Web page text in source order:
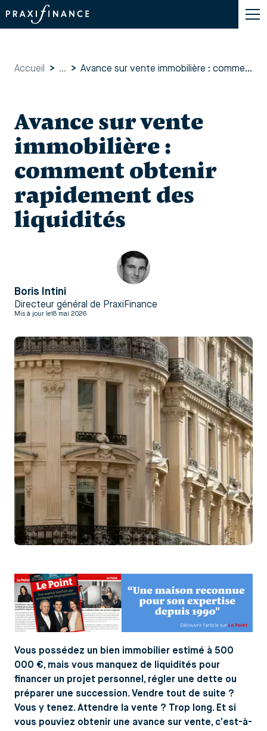
Accueil > ... > Avance sur vente immobilière : comment obtenir rapidement des liquidités
Avance sur vente
immobilière :
comment obtenir
rapidement des
liquidités
Boris Intini
Directeur général de PraxiFinance
Mis à jour le18 mai 2026
Vous possédez un bien immobilier estimé à 500
000 €, mais vous manquez de liquidités pour
financer un projet personnel, régler une dette ou
préparer une succession. Vendre tout de suite ?
Vous y tenez. Attendre la vente ? Trop long. Et si
vous pouviez obtenir une avance sur vente, c’est-à-